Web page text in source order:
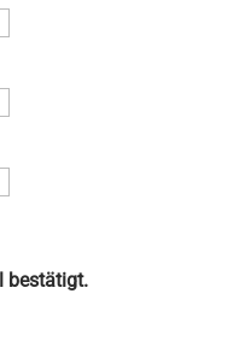
bestätigt.